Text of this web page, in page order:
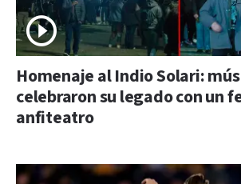
Homenaje al Indio Solari:
celebraron su legado con un
anfiteatro